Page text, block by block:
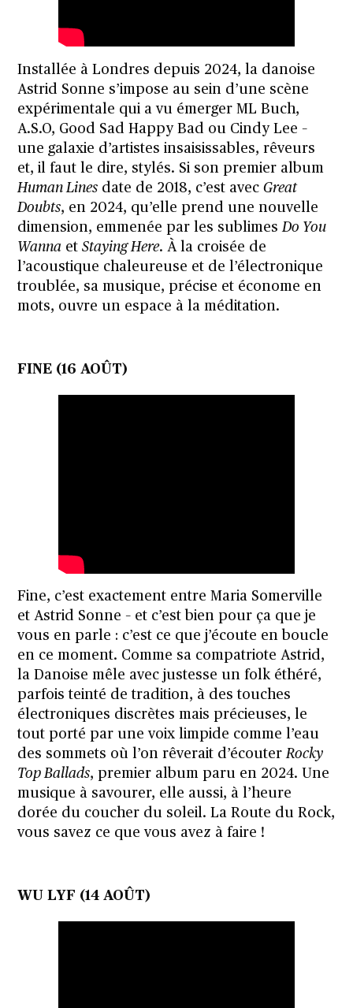
Installée à Londres depuis 2024, la danoise
Astrid Sonne s’impose au sein d’une scène
expérimentale qui a vu émerger ML Buch,
A.S.O, Good Sad Happy Bad ou Cindy Lee –
une galaxie d’artistes insaisissables, rêveurs
et, il faut le dire, stylés. Si son premier album
Human Lines date de 2018, c’est avecGreat
Doubts, en 2024, qu’elle prend une nouvelle
dimension, emmenée par les sublimesDo You
Wanna etStaying Here. À la croisée de
l’acoustique chaleureuse et de l’électronique
troublée, sa musique, précise et économe en
mots, ouvre un espace à la méditation.
FINE (16 AOÛT)
Fine, c’est exactement entre Maria Somerville
et Astrid Sonne – et c’est bien pour ça que je
vous en parle : c’est ce que j’écoute en boucle
en ce moment. Comme sa compatriote Astrid,
la Danoise mêle avec justesse un folk éthéré,
parfois teinté de tradition, à des touches
électroniques discrètes mais précieuses, le
tout porté par une voix limpide comme l’eau
des sommets où l’on rêverait d’écouterRocky
Top Ballads, premier album paru en 2024. Une
musique à savourer, elle aussi, à l’heure
dorée du coucher du soleil. La Route du Rock,
vous savez ce que vous avez à faire !
WU LYF (14 AOÛT)